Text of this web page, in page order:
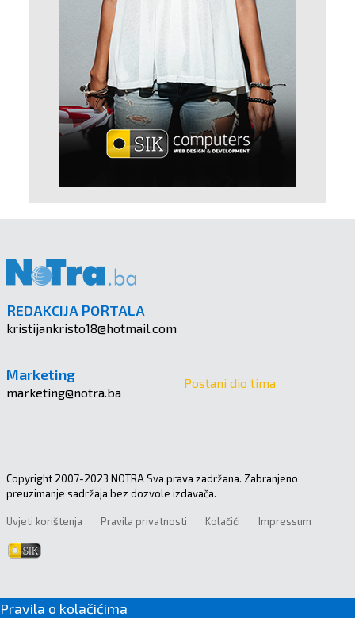
REDAKCIJA PORTALA
kristijankristo18@hotmail.com
Marketing
marketing@notra.ba
Postani dio tima
Copyright 2007-2023 NOTRA Sva prava zadržana. Zabranjeno
preuzimanje sadržaja bez dozvole izdavača.
Uvjeti korištenja Pravila privatnosti Kolačići Impressum
Pravila o kolačićima